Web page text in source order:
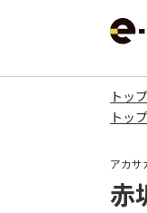
トップ
トップ
アカサ
赤